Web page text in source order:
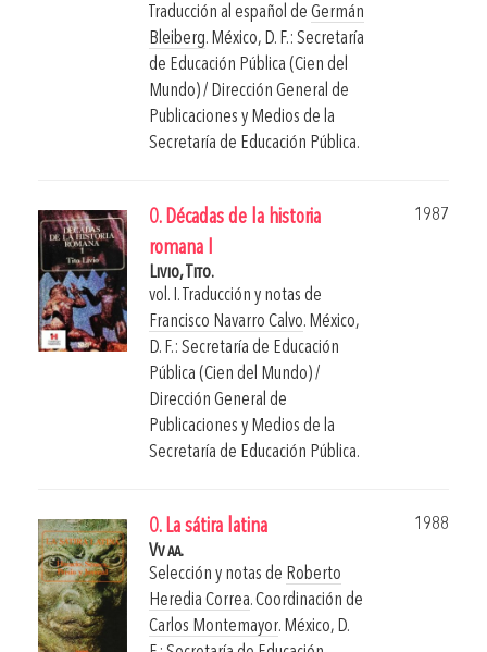
Traducción al español de Germán
Bleiberg. México, D. F.: Secretaría
de Educación Pública (Cien del
Mundo) / Dirección General de
Publicaciones y Medios de la
Secretaría de Educación Pública.
0. Décadas de la historia
romana I
1987
Livio, Tito.
vol. I. Traducción y notas de
Francisco Navarro Calvo. México,
D. F.: Secretaría de Educación
Pública (Cien del Mundo) /
Dirección General de
Publicaciones y Medios de la
Secretaría de Educación Pública.
0. La sátira latina
1988
Vv aa.
Selección y notas de Roberto
Heredia Correa. Coordinación de
Carlos Montemayor. México, D.